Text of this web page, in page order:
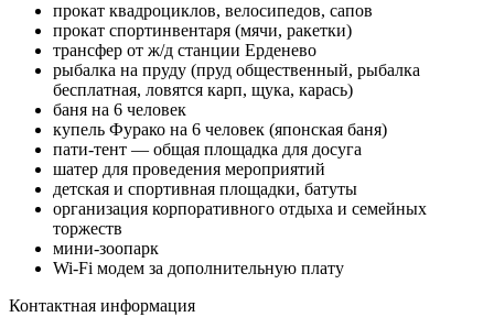
прокат квадроциклов, велосипедов, сапов
прокат спортинвентаря (мячи, ракетки)
трансфер от ж/д станции Ерденево
рыбалка на пруду (пруд общественный, рыбалка
бесплатная, ловятся карп, щука, карась)
баня на 6 человек
купель Фурако на 6 человек (японская баня)
пати-тент — общая площадка для досуга
шатер для проведения мероприятий
детская и спортивная площадки, батуты
организация корпоративного отдыха и семейных
торжеств
мини-зоопарк
Wi-Fi модем за дополнительную плату
Контактная информация